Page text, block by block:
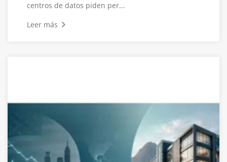
centros de datos piden per...
Leer más